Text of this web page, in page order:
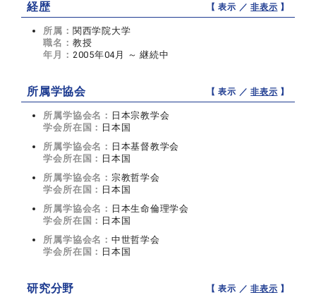
経歴 【 表示 ／非表示 】
所属： 関西学院大学
職名： 教授
年月： 2005年04月 ～ 継続中
所属学協会 【 表示 ／非表示 】
所属学協会名： 日本宗教学会
学会所在国： 日本国
所属学協会名： 日本基督教学会
学会所在国： 日本国
所属学協会名： 宗教哲学会
学会所在国： 日本国
所属学協会名： 日本生命倫理学会
学会所在国： 日本国
所属学協会名： 中世哲学会
学会所在国： 日本国
研究分野 【 表示 ／非表示 】